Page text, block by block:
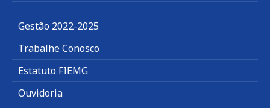
Gestão 2022-2025
Trabalhe Conosco
Estatuto FIEMG
Ouvidoria